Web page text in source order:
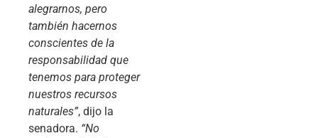
alegrarnos, pero
también hacernos
conscientes de la
responsabilidad que
tenemos para proteger
nuestros recursos
naturales”, dijo la
senadora. “No